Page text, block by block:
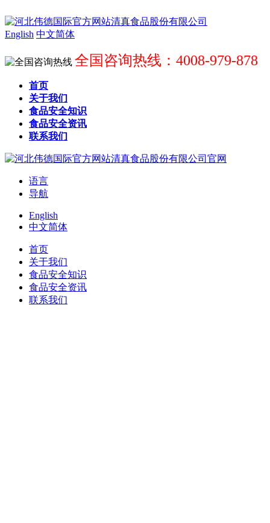
English 中文简体
全国咨询热线：4008-979-878
首页
关于我们
食品安全知识
食品安全资讯
联系我们
语言
导航
English
中文简体
首页
关于我们
食品安全知识
食品安全资讯
联系我们